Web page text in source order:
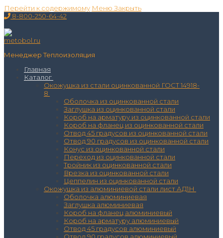
Перейти к содержимому Меню Закрыть
8-800-250-64-42
Менеджер Теплоизоляция
Главная
Каталог
Окожушка из стали оцинкованной ГОСТ 14918-
8
Оболочка из оцинкованной стали
Заглушка из оцинкованной стали
Короб на арматуру из оцинкованной стали
Короб на фланец из оцинкованной стали
Отвод 45 градусов из оцинкованной стали
Отвод 90 градусов из оцинкованной стали
Конус из оцинкованной стали
Переход из оцинкованной стали
Тройник из оцинкованной стали
Врезка из оцинкованной стали
Цеппелин из оцинкованной стали
Окожушка из алюминиевой стали лист АД1Н
Оболочка алюминиевая
Заглушка алюминиевая
Короб на фланец алюминиевый
Короб на арматуру алюминиевый
Отвод 45 градусов алюминиевый